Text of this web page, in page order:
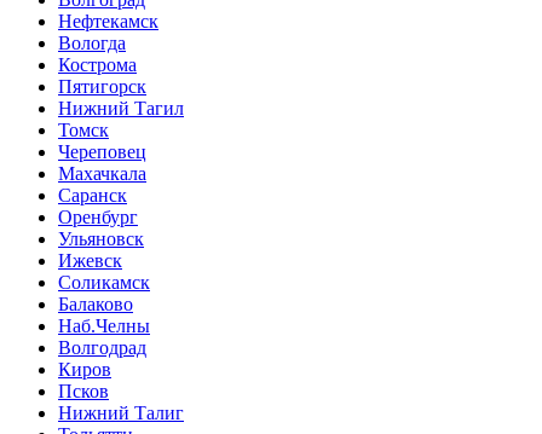
Нефтекамск
Вологда
Кострома
Пятигорск
Нижний Тагил
Томск
Череповец
Махачкала
Саранск
Оренбург
Ульяновск
Ижевск
Соликамск
Балаково
Наб.Челны
Волгодрад
Киров
Псков
Нижний Талиг